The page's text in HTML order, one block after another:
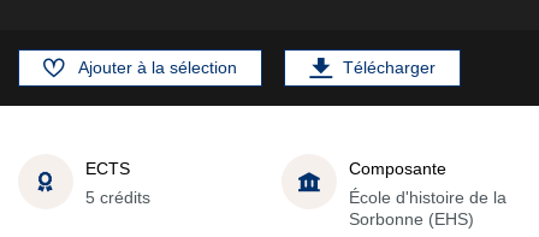
Ajouter à la sélection Télécharger
ECTS
5 crédits
Composante
École d'histoire de la
Sorbonne (EHS)